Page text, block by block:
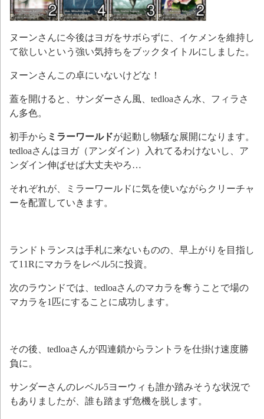
ヌーンさんに今後はヨガをサボらずに、イケメンを維持し
て欲しいという強い気持ちをブックタイトルにしました。
ヌーンさんこの卓にいないけどな！
蓋を開けると、サンダーさん風、tedloaさん水、フィラさ
ん多色。
初手から ミラーワールドが起動し物騒な展開になります。
tedloaさんはヨガ（アンダイン）入れてるわけないし、ア
ンダイン伸ばせば大丈夫やろ…
それぞれが、ミラーワールドに気を使いながらクリーチャ
ーを配置していきます。
ランドトランスは手札に来ないものの、早上がりを目指し
て11Rにマカラをレベル5に投資。
次のラウンドでは、tedloaさんのマカラを奪うことで場の
マカラを1匹にすることに成功します。
その後、tedloaさんが四連鎖からラントラを仕掛け速度勝
負に。
サンダーさんのレベル5ヨーウィも誰か踏みそうな状況で
もありましたが、誰も踏まず危機を脱します。